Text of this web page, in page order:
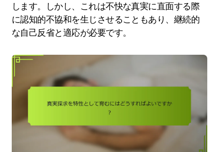
します。しかし、これは不快な真実に直面する際
に認知的不協和を生じさせることもあり、継続的
な自己反省と適応が必要です。